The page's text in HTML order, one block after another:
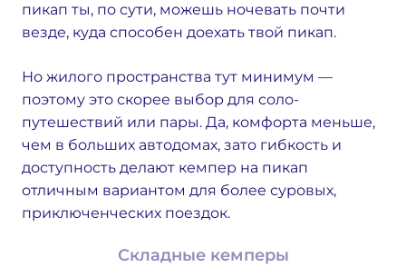
пикап ты, по сути, можешь ночевать почти
везде, куда способен доехать твой пикап.
Но жилого пространства тут минимум —
поэтому это скорее выбор для соло-
путешествий или пары. Да, комфорта меньше,
чем в больших автодомах, зато гибкость и
доступность делают кемпер на пикап
отличным вариантом для более суровых,
приключенческих поездок.
Складные кемперы